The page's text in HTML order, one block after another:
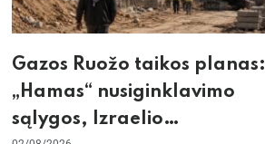
Gazos Ruožo taikos planas:
„Hamas“ nusiginklavimo
sąlygos, Izraelio